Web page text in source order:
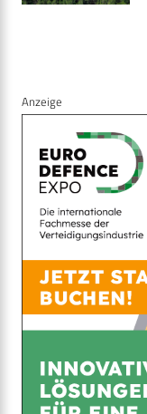
Anzeige